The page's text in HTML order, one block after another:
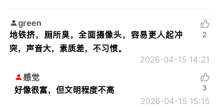
green
地铁挤，厕所臭，全面摄像头，容易更人起冲
突，声音大，素质差，不习惯。
2026-04-15 14:21
2
感觉
好像很富，但文明程度不高
2026-04-15 15:15
3